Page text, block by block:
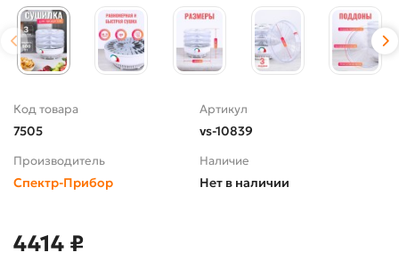
Код товара
7505
Артикул
vs-10839
Производитель
Спектр-Прибор
Наличие
Нет в наличии
4414 ₽